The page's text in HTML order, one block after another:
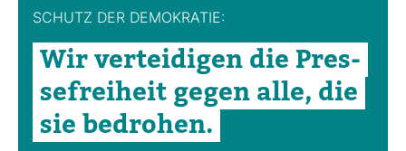
Bei­
träge
SCHUTZ DER DEMO­KRATIE:
Wir ver­tei­digen die Pres­
se­frei­heit gegen alle, die
sie bedrohen.